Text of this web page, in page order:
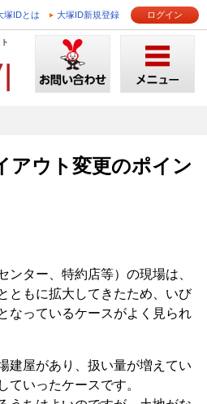
塚IDとは 大塚ID新規登録 ログイン
アウト変更のポイン
ンター、特約店等）の現場は、
ともに拡大してきたため、いび
なっているケースがよく見られ
建屋があり、扱い量が増えてい
ていったケースです。